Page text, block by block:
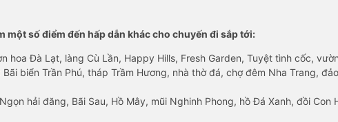
một số điểm đến hấp dẫn khác cho chuyến đi sắp tới:
hoa Đà Lạt, làng Cù Lần, Happy Hills, Fresh Garden, Tuyệt tình cốc,
Bãi biển Trần Phú, tháp Trầm Hương, nhà thờ đá, chợ đêm Nha Trang,
Ngọn hải đăng, Bãi Sau, Hồ Mây, mũi Nghinh Phong, hồ Đá Xanh, đồi